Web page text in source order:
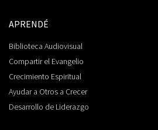
APRENDÉ
Biblioteca Audiovisual
Compartir el Evangelio
Crecimiento Espiritual
Ayudar a Otros a Crecer
Desarrollo de Liderazgo